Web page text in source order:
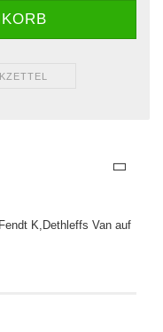
K,Dethleffs Van auf